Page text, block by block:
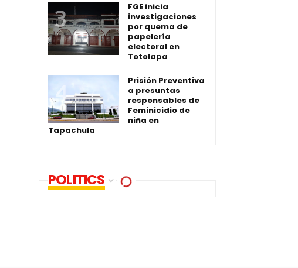
FGE inicia
investigaciones
por quema de
papelería
electoral en
Totolapa
Prisión Preventiva
a presuntas
responsables de
Feminicidio de
niña en
Tapachula
POLITICS